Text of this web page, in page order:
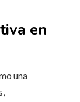
en
una